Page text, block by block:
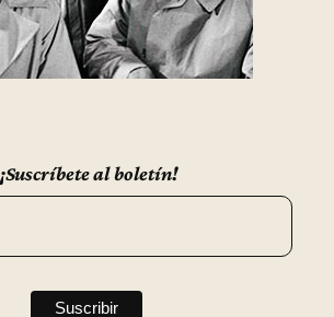
¡Suscríbete al boletín!